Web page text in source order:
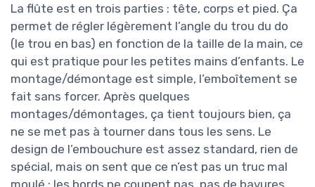
La flûte est en trois parties : tête, corps et pied. Ça
permet de régler légèrement l’angle du trou du do
(le trou en bas) en fonction de la taille de la main, ce
qui est pratique pour les petites mains d’enfants. Le
montage/démontage est simple, l’emboîtement se
fait sans forcer. Après quelques
montages/démontages, ça tient toujours bien, ça
ne se met pas à tourner dans tous les sens. Le
design de l’embouchure est assez standard, rien de
spécial, mais on sent que ce n’est pas un truc mal
moulé : les bords ne coupent pas, pas de bavures